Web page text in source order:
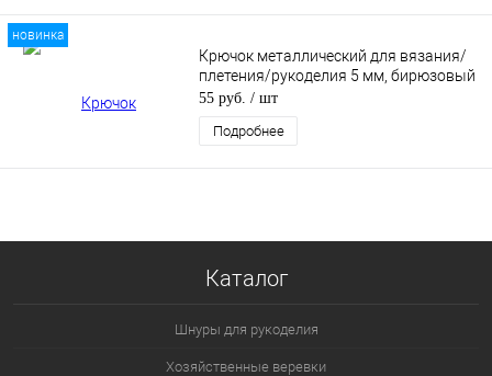
новинка
Крючок металлический для вязания/
плетения/рукоделия 5 мм, бирюзовый
55 руб. / шт
Подробнее
Каталог
Шнуры для рукоделия
Хозяйственные веревки